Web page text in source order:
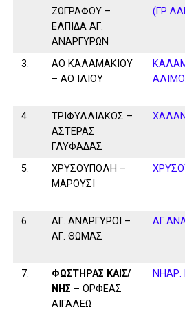
ΖΩΓΡΑΦΟΥ –
ΕΛΠΙΔΑ ΑΓ.
ΑΝΑΡΓΥΡΩΝ
3.
ΑΟ ΚΑΛΑΜΑΚΙΟΥ
– ΑΟ ΙΛΙΟΥ
4.
ΤΡΙΦΥΛΛΙΑΚΟΣ –
ΑΣΤΕΡΑΣ
ΓΛΥΦΑΔΑΣ
5.
ΧΡΥΣΟΥΠΟΛΗ –
ΜΑΡΟΥΣΙ
6.
ΑΓ. ΑΝΑΡΓΥΡΟΙ –
ΑΓ. ΘΩΜΑΣ
7.
ΦΩΣΤΗΡΑΣ ΚΑΙΣ/
ΝΗΣ – ΟΡΦΕΑΣ
ΑΙΓΑΛΕΩ
ΝΗΑΡ.